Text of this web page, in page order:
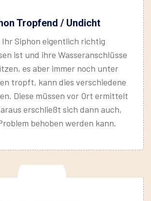
Tropfend / Undicht
Ihr Siphon eigentlich richtig
ist und ihre Wasseranschlüsse
es aber immer noch unter
tropft, kann dies verschiedene
Diese müssen vor Ort ermittelt
erschließt sich dann auch,
behoben werden kann.